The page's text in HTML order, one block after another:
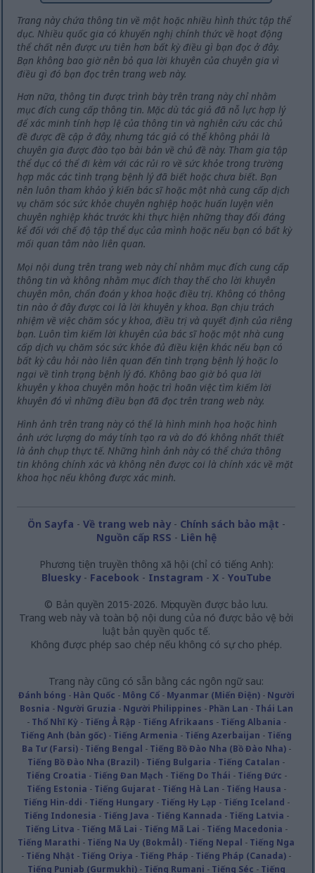
Trang này chứa thông tin về một hoặc nhiều hình thức tập thể
dục. Nhiều quốc gia có khuyến nghị chính thức về hoạt động
thể chất nên được ưu tiên hơn bất kỳ điều gì bạn đọc ở đây.
Bạn không bao giờ nên bỏ qua lời khuyên của chuyên gia vì
điều gì đó bạn đọc trên trang web này.
Hơn nữa, thông tin được trình bày trên trang này chỉ nhằm
mục đích cung cấp thông tin. Mặc dù tác giả đã nỗ lực hợp lý
để xác minh tính hợp lệ của thông tin và nghiên cứu các chủ
đề được đề cập ở đây, nhưng tác giả có thể không phải là
chuyên gia được đào tạo bài bản về chủ đề này. Tham gia tập
thể dục có thể đi kèm với các rủi ro về sức khỏe trong trường
hợp mắc các tình trạng bệnh lý đã biết hoặc chưa biết. Bạn
nên luôn tham khảo ý kiến bác sĩ hoặc một nhà cung cấp dịch
vụ chăm sóc sức khỏe chuyên nghiệp hoặc huấn luyện viên
chuyên nghiệp khác trước khi thực hiện những thay đổi đáng
kể đối với chế độ tập thể dục của mình hoặc nếu bạn có bất kỳ
mối quan tâm nào liên quan.
Mọi nội dung trên trang web này chỉ nhằm mục đích cung cấp
thông tin và không nhằm mục đích thay thế cho lời khuyên
chuyên môn, chẩn đoán y khoa hoặc điều trị. Không có thông
tin nào ở đây được coi là lời khuyên y khoa. Bạn chịu trách
nhiệm về việc chăm sóc y khoa, điều trị và quyết định của riêng
bạn. Luôn tìm kiếm lời khuyên của bác sĩ hoặc một nhà cung
cấp dịch vụ chăm sóc sức khỏe đủ điều kiện khác nếu bạn có
bất kỳ câu hỏi nào liên quan đến tình trạng bệnh lý hoặc lo
ngại về tình trạng bệnh lý đó. Không bao giờ bỏ qua lời
khuyên y khoa chuyên môn hoặc trì hoãn việc tìm kiếm lời
khuyên đó vì những điều bạn đã đọc trên trang web này.
Hình ảnh trên trang này có thể là hình minh họa hoặc hình
ảnh ước lượng do máy tính tạo ra và do đó không nhất thiết
là ảnh chụp thực tế. Những hình ảnh này có thể chứa thông
tin không chính xác và không nên được coi là chính xác về mặt
khoa học nếu không được xác minh.
Ön Sayfa - Về trang web này- Chính sách bảo mật -
Nguồn cấp RSS - Liên hệ
Phương tiện truyền thông xã hội (chỉ có tiếng Anh):
Bluesky- Facebook - Instagram - X- YouTube
© Bản quyền 2015-2026. Mọi quyền được bảo lưu.
Trang web này và toàn bộ nội dung của nó được bảo vệ bởi
luật bản quyền quốc tế.
Không được phép sao chép nếu không có sự cho phép.
Trang này cũng có sẵn bằng các ngôn ngữ sau:
Đánh bóng - Hàn Quốc - Mông Cổ- Myanmar (Miến Điện)- Người
Bosnia - Người Gruzia - Người Philippines - Phần Lan - Thái Lan
- Thổ Nhĩ Kỳ- Tiếng Ả Rập - Tiếng Afrikaans - Tiếng Albania -
Tiếng Anh (bản gốc) - Tiếng Armenia - Tiếng Azerbaijan - Tiếng
Ba Tư (Farsi)- Tiếng Bengal - Tiếng Bồ Đào Nha (Bồ Đào Nha)-
Tiếng Bồ Đào Nha (Brazil) - Tiếng Bulgaria - Tiếng Catalan -
Tiếng Croatia - Tiếng Đan Mạch - Tiếng Do Thái - Tiếng Đức -
Tiếng Estonia - Tiếng Gujarat - Tiếng Hà Lan - Tiếng Hausa -
Tiếng Hin-ddi - Tiếng Hungary - Tiếng Hy Lạp - Tiếng Iceland -
Tiếng Indonesia - Tiếng Java - Tiếng Kannada - Tiếng Latvia -
Tiếng Litva - Tiếng Mã Lai - Tiếng Mã Lai - Tiếng Macedonia -
Tiếng Marathi - Tiếng Na Uy (Bokmål) - Tiếng Nepal - Tiếng Nga
- Tiếng Nhật - Tiếng Oriya - Tiếng Pháp - Tiếng Pháp (Canada) -
Tiếng Punjab (Gurmukhi)- Tiếng Rumani - Tiếng Séc - Tiếng